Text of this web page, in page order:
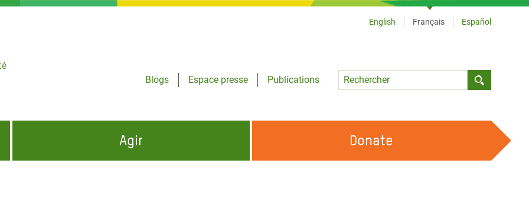
Blogs
Espace presse
Publications
Language
English Français Español
Agir Donate